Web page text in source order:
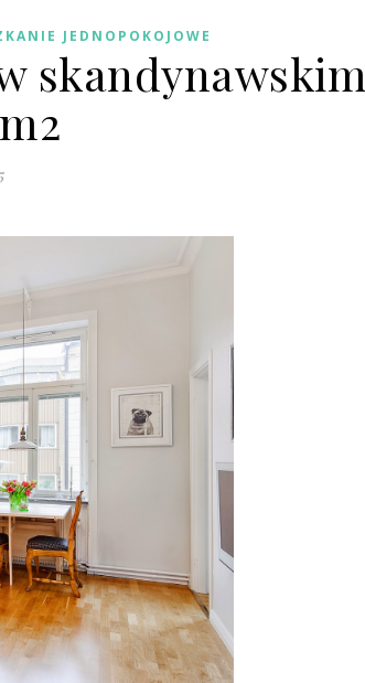
JEDNOPOKOJOWE
skandynawskim